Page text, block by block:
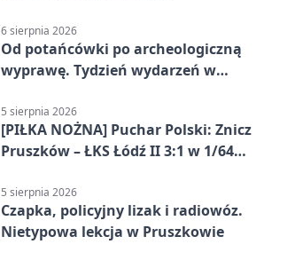
6 sierpnia 2026
Od potańcówki po archeologiczną
wyprawę. Tydzień wydarzeń w
5 sierpnia 2026
[PIŁKA NOŻNA] Puchar Polski: Znicz
Pruszków – ŁKS Łódź II 3:1 w 1/64
5 sierpnia 2026
Czapka, policyjny lizak i radiowóz.
Nietypowa lekcja w Pruszkowie